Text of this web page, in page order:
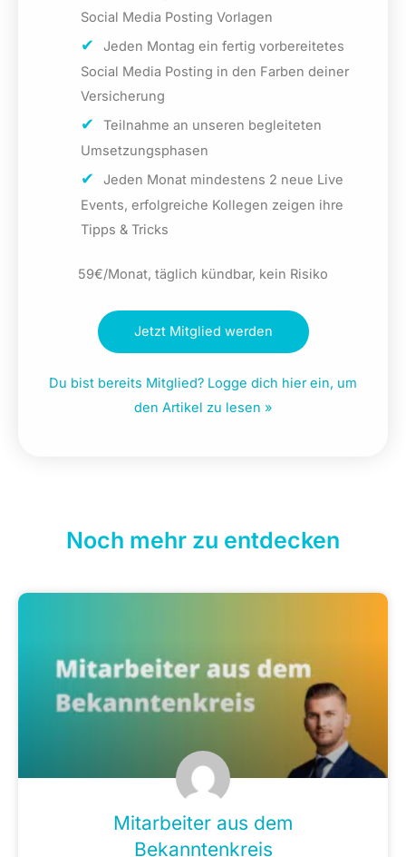
Social Media Posting Vorlagen
Jeden Montag ein fertig vorbereitetes
Social Media Posting in den Farben deiner
Versicherung
Teilnahme an unseren begleiteten
Umsetzungsphasen
Jeden Monat mindestens 2 neue Live
Events, erfolgreiche Kollegen zeigen ihre
Tipps & Tricks
59€/Monat, täglich kündbar, kein Risiko
Jetzt Mitglied werden
Du bist bereits Mitglied? Logge dich hier ein, um
den Artikel zu lesen »
Noch mehr zu entdecken
Mitarbeiter aus dem
Bekanntenkreis